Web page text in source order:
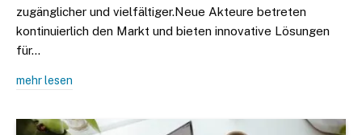
zugänglicher und vielfältiger.Neue Akteure betreten
kontinuierlich den Markt und bieten innovative Lösungen
für…
mehr lesen